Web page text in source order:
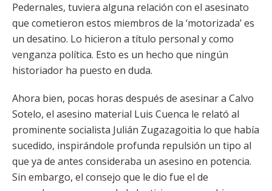
Pedernales, tuviera alguna relación con el asesinato
que cometieron estos miembros de la ‘motorizada’ es
un desatino. Lo hicieron a título personal y como
venganza política. Esto es un hecho que ningún
historiador ha puesto en duda.
Ahora bien, pocas horas después de asesinar a Calvo
Sotelo, el asesino material Luis Cuenca le relató al
prominente socialista Julián Zugazagoitia lo que había
sucedido, inspirándole profunda repulsión un tipo al
que ya de antes consideraba un asesino en potencia.
Sin embargo, el consejo que le dio fue el de